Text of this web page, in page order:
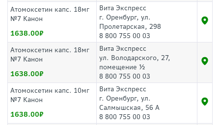
Атомоксетин капс. 18мг
№7 Канон
1638.00
Вита Экспресс
г. Оренбург, ул.
Пролетарская, 298
8 800 755 00 03
Атомоксетин капс. 18мг
№7 Канон
1638.00
Вита Экспресс
ул. Володарского, 27,
помещение ½
8 800 755 00 03
Атомоксетин капс. 10мг
№7 Канон
1638.00
Вита Экспресс
г. Оренбург, ул.
Салмышская, 56 А
8 800 755 00 03